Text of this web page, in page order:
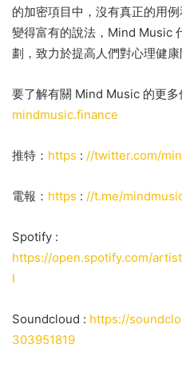
的加密項目中，沒有真正的用
變得富有的說法，Mind Music
劃，致力於提高人們對心理健康
要了解有關 Mind Music 的更多
mindmusic.finance
推特： https : //twitter.com/
電報： https : //t.me/
Spotify :
https://open.spotify.com/
I
Soundcloud : https://
303951819